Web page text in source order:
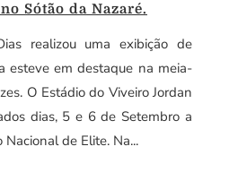
Sótão da Nazaré.
realizou uma exibição de
esteve em destaque na meia-
O Estádio do Viveiro Jordan
dias, 5 e 6 de Setembro a
de Elite. Na...